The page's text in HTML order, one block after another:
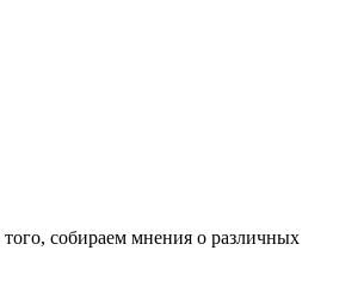
собираем мнения о различных